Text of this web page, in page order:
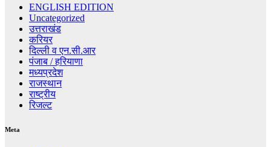
ENGLISH EDITION
Uncategorized
उत्तराखंड
करियर
दिल्ली व एन.सी.आर
पंजाब / हरियाणा
मध्यप्रदेश
राजस्थान
राष्ट्रीय
रिजल्ट
Meta